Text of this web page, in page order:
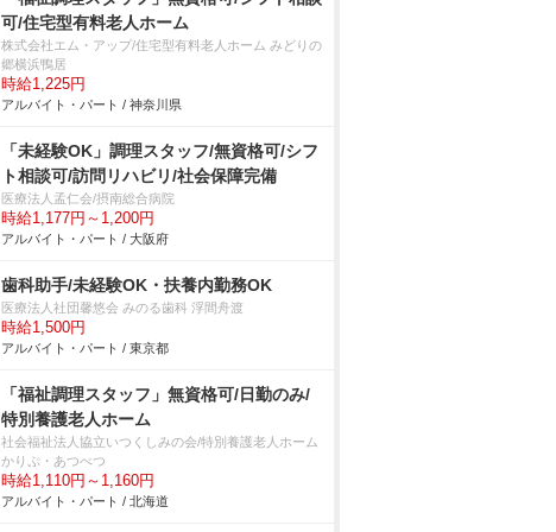
可/住宅型有料老人ホーム
株式会社エム・アップ/住宅型有料老人ホーム みどりの
郷横浜鴨居
時給1,225円
アルバイト・パート / 神奈川県
「未経験OK」調理スタッフ/無資格可/シフ
ト相談可/訪問リハビリ/社会保障完備
医療法人孟仁会/摂南総合病院
時給1,177円～1,200円
アルバイト・パート / 大阪府
歯科助手/未経験OK・扶養内勤務OK
医療法人社団馨悠会 みのる歯科 浮間舟渡
時給1,500円
アルバイト・パート / 東京都
「福祉調理スタッフ」無資格可/日勤のみ/
特別養護老人ホーム
社会福祉法人協立いつくしみの会/特別養護老人ホーム
かりぷ・あつべつ
時給1,110円～1,160円
アルバイト・パート / 北海道